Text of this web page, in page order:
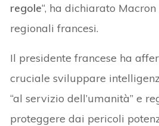
regole“, ha dichiarato
regionali francesi.
Il presidente francese ha
cruciale sviluppare
“al servizio dell’umanità” e
proteggere dai pericoli